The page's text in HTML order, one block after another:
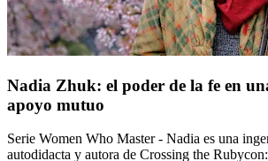
Nadia Zhuk: el poder de la fe en
apoyo mutuo
Serie Women Who Master - Nadia es una
autodidacta y autora de Crossing the